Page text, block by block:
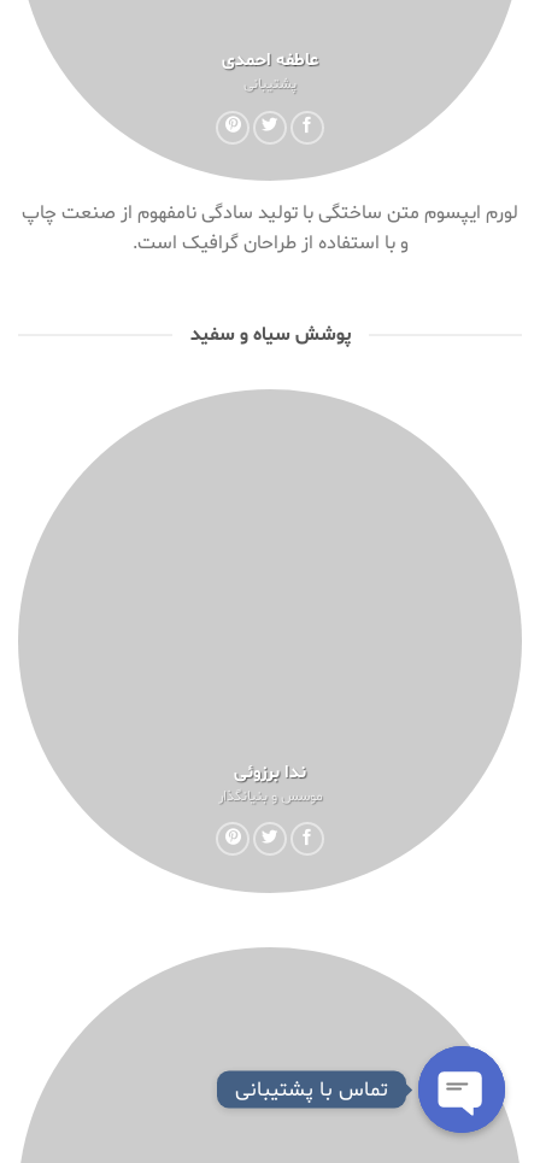
عاطفه احمدی
پشتیبانی
لورم ایپسوم متن ساختگی با تولید سادگی نامفهوم از صنعت چاپ
و با استفاده از طراحان گرافیک است.
پوشش سیاه و سفید
ندا برزوئی
موسس و بنیانگذار
تماس با پشتیبانی